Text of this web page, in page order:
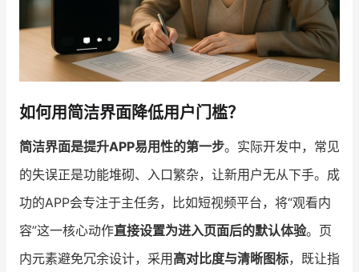
认证服务商 设计服务商
有赞云 数据通服务
如何用简洁界面降低用户门槛？
简洁界面是提升APP易用性的第一步。实际开发中，常见
的失误正是功能堆砌、入口繁杂，让新用户无从下手。成
功的APP会专注于主任务，比如短视频平台，将“观看内
容”这一核心动作直接设置为进入页面后的默认体验。页
内元素避免冗余设计，采用高对比度与清晰图标，既让指